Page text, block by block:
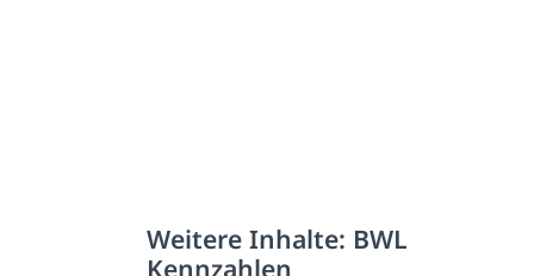
Weitere Inhalte: BWL
Kennzahlen